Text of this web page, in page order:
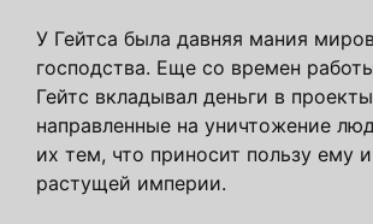
У Гейтса была давняя мания
господства. Еще со времен
Гейтс вкладывал деньги в
направленные на уничтожение
их тем, что приносит пользу ему
растущей империи.